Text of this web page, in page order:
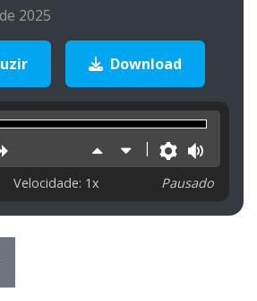
2025
Download
Aumentar
velocidade
Diminuir
velocidade
Velocidade: 1x Pausado